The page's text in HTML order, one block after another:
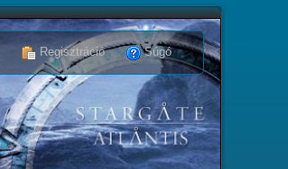
Regisztráció Súgó